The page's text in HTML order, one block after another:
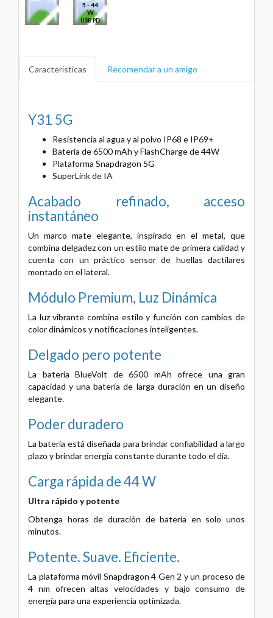
5 - 44
W
USB PD
Características Recomendar a un amigo
Y31 5G
Resistencia al agua y al polvo IP68 e IP69+
Batería de 6500 mAh y FlashCharge de 44W
Plataforma Snapdragon 5G
SuperLink de IA
Acabado refinado, acceso
instantáneo
Un marco mate elegante, inspirado en el metal, que
combina delgadez con un estilo mate de primera calidad y
cuenta con un práctico sensor de huellas dactilares
montado en el lateral.
Módulo Premium, Luz Dinámica
La luz vibrante combina estilo y función con cambios de
color dinámicos y notificaciones inteligentes.
Delgado pero potente
La batería BlueVolt de 6500 mAh ofrece una gran
capacidad y una batería de larga duración en un diseño
elegante.
Poder duradero
La batería está diseñada para brindar confiabilidad a largo
plazo y brindar energía constante durante todo el día.
Carga rápida de 44 W
Ultra rápido y potente
Obtenga horas de duración de batería en solo unos
minutos.
Potente. Suave. Eficiente.
La plataforma móvil Snapdragon 4 Gen 2 y un proceso de
4 nm ofrecen altas velocidades y bajo consumo de
energía para una experiencia optimizada.